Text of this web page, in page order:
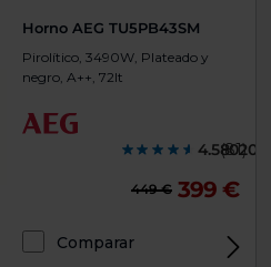
Horno AEG TU5PB43SM
Pirolítico, 3490W, Plateado y
negro, A++, 72lt
(81)
449 € 399 €
Comparar